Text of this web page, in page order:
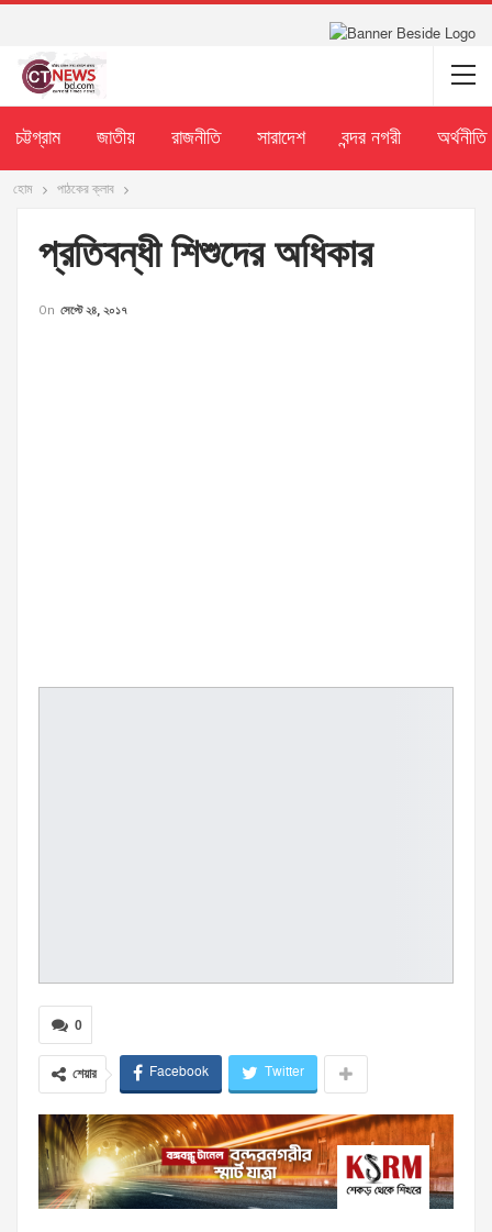
চট্টগ্রাম জাতীয় রাজনীতি সারাদেশ বন্দর নগরী অর্থনীতি
হোম পাঠকের ক্লাব
প্রতিবন্ধী শিশুদের অধিকার
On সেপ্টে ২৪, ২০১৭
0
শেয়ার Facebook Twitter